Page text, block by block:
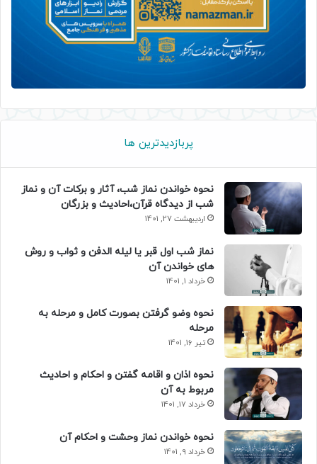
پربازدیدترین ها
نحوه خواندن نماز شب، آثار و برکات آن و نماز
شب از دیدگاه قرآن،احادیث و بزرگان
اردیبهشت 27, 1401
نماز شب اول قبر یا لیله الدفن و ثواب و روش
های خواندن آن
خرداد 1, 1401
نحوه وضو گرفتن بصورت کامل و مرحله به
مرحله
تیر 16, 1401
نحوه اذان و اقامه گفتن و احکام و احادیث
مربوط به آن
خرداد 17, 1401
نحوه خواندن نماز وحشت و احکام آن
خرداد 9, 1401